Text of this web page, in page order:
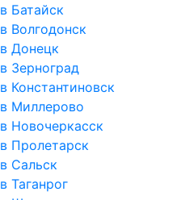
в Батайск
в Волгодонск
в Донецк
в Зерноград
в Константиновск
в Миллерово
в Новочеркасск
в Пролетарск
в Сальск
в Таганрог